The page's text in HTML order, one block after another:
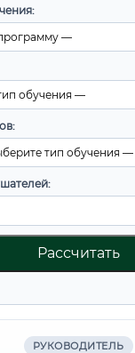
Рассчитать
РУКОВОДИТЕЛЬ